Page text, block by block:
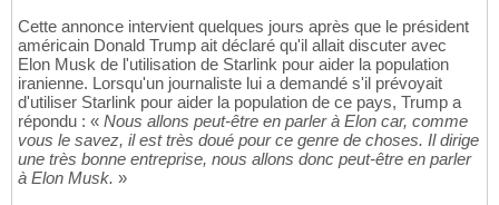
Cette annonce intervient quelques jours après que le président
américain Donald Trump ait déclaré qu'il allait discuter avec
Elon Musk de l'utilisation de Starlink pour aider la population
iranienne. Lorsqu'un journaliste lui a demandé s'il prévoyait
d'utiliser Starlink pour aider la population de ce pays, Trump a
répondu : « Nous allons peut-être en parler à Elon car, comme
vous le savez, il est très doué pour ce genre de choses. Il dirige
une très bonne entreprise, nous allons donc peut-être en parler
à Elon Musk. »